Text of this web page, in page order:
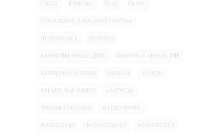
CIĄŻA DZIECKO FILM FILMY
FOTOGRAFIE Z MACIERZYŃSTWA
INSPIRUJĄCE IN VITRO
KAMPANIA SPOŁECZNA KAMPANIE SPOŁECZNE
KARMIENIE PIERSIĄ KSIĄŻKA KSIĄŻKI
KSIĄŻKI DLA DZIECI LAKTACJA
MACIERZYŃSTWO MLEKO MAMY
NARODZINY NIEPŁODNOŚĆ NOWORODEK